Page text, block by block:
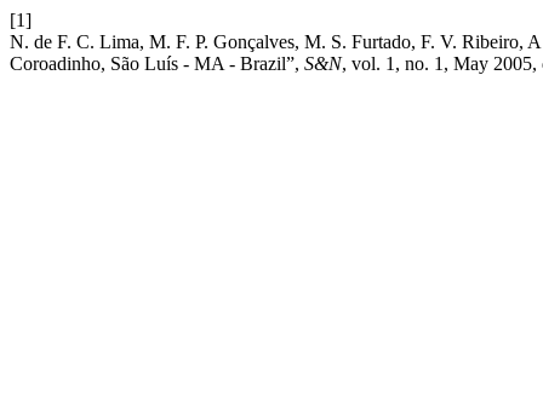
[1]
N. de F. C. Lima, M. F. P. Gonçalves, M. S. Furtado, F. V. Ribeiro,
Coroadinho, São Luís - MA - Brazil”, S&N, vol. 1, no. 1, May